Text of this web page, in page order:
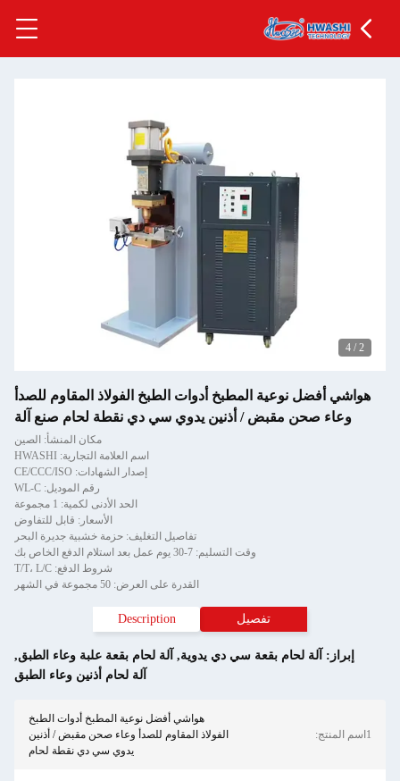
/
4
هواشي أفضل نوعية المطبخ أدوات الطبخ الفولاذ المقاوم للصدأ
وعاء صحن مقبض / أذنين يدوي سي دي نقطة لحام صنع آلة
مكان المنشأ: الصين
اسم العلامة التجارية: HWASHI
إصدار الشهادات: CE/CCC/ISO
رقم الموديل: WL-C
الحد الأدنى لكمية: 1 مجموعة
الأسعار: قابل للتفاوض
تفاصيل التغليف: حزمة خشبية جديرة البحر
وقت التسليم: 7-30 يوم عمل بعد استلام الدفع الخاص بك
شروط الدفع: T/T، L/C
القدرة على العرض: 50 مجموعة في الشهر
تفصيل Description
إبراز: آلة لحام بقعة سي دي يدوية,آلة لحام بقعة علبة وعاء الطبق,
آلة لحام أذنين وعاء الطبق
هواشي أفضل نوعية المطبخ أدوات الطبخ
الفولاذ المقاوم للصدأ وعاء صحن مقبض / أذنين
يدوي سي دي نقطة لحام